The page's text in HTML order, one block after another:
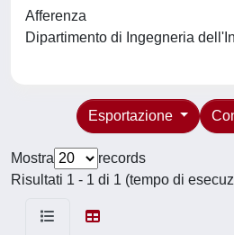
Afferenza
Dipartimento di Ingegneria
Esportazione
Mostra
records
Risultati 1 - 1 di 1 (tempo di